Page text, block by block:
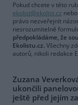
Pokud chcete v této
ekolist@ekolist.cz
právo nezveřejnit
nesrozumitelně
předpokládáme, že
Ekolistu.cz. Všechny
autorů, nikoli redakce
Zuzana
ukončili
ještě před jejím